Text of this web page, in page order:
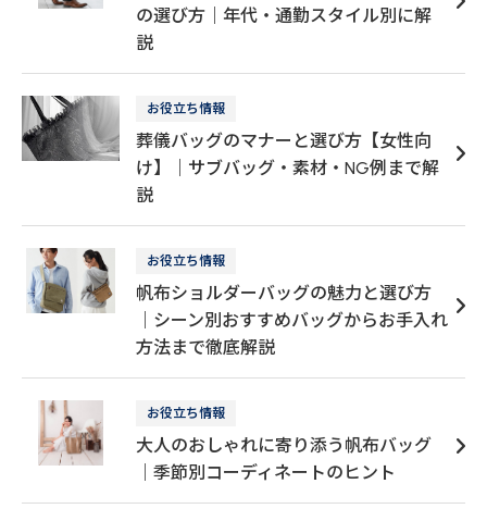
の選び方｜年代・通勤スタイル別に解
説
お役立ち情報
葬儀バッグのマナーと選び方【女性向
け】｜サブバッグ・素材・NG例まで解
説
お役立ち情報
帆布ショルダーバッグの魅力と選び方
｜シーン別おすすめバッグからお手入れ
方法まで徹底解説
お役立ち情報
大人のおしゃれに寄り添う帆布バッグ
｜季節別コーディネートのヒント